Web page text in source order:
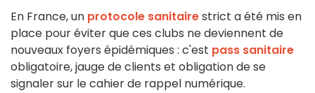
En France, un protocole sanitairestrict a été mis en
place pour éviter que ces clubs ne deviennent de
nouveaux foyers épidémiques : c'est pass sanitaire
obligatoire, jauge de clients et obligation de se
signaler sur le cahier de rappel numérique.